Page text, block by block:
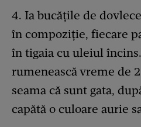
4. Ia bucățile de
în compoziție, fiecare
în tigaia cu uleiul
rumenească vreme de
seama că sunt gata,
capătă o culoare aurie